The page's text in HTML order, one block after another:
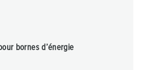
bornes d’énergie